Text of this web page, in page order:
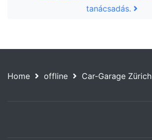
tanácsadás.
Home offline Car-Garage Zürich